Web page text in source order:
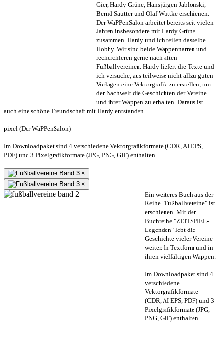
Gier, Hardy Grüne, Hansjürgen Jablonski,
Bernd Sautter und Olaf Wuttke erschienen.
Der WaPPenSalon arbeitet bereits seit vielen
Jahren insbesondere mit Hardy Grüne
zusammen. Hardy und ich teilen dasselbe
Hobby. Wir sind beide Wappennarren und
recherchieren gerne nach alten
Fußballvereinen. Hardy liefert die Texte und
ich versuche, aus teilweise nicht allzu guten
Vorlagen eine Vektorgrafik zu erstellen, um
der Nachwelt die Geschichten der Vereine
und ihrer Wappen zu erhalten. Daraus ist
auch eine schöne Freundschaft mit Hardy entstanden.
pixel (Der WaPPenSalon)
Im Downloadpaket sind 4 verschiedene Vektorgrafikformate (CDR, AI EPS,
PDF) und 3 Pixelgrafikformate (JPG, PNG, GIF) enthalten.
×
×
Ein weiteres Buch aus der
Reihe "Fußballvereine" ist
erschienen. Mit der
Buchreihe "ZEITSPIEL-
Legenden" lebt die
Geschichte vieler Vereine
weiter. In Textform und in
ihren vielfältigen Wappen.
Im Downloadpaket sind 4
verschiedene
Vektorgrafikformate
(CDR, AI EPS, PDF) und 3
Pixelgrafikformate (JPG,
PNG, GIF) enthalten.